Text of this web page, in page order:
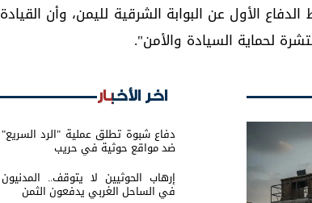
الأول عن البوابة الشرقية لليمن، وأن القيادة
لحماية السيادة والأمن".
اخر الأخبار
دفاع شبوة تطلق عملية "الرد السريع"
ضد مواقع حوثية في حريب
إرهاب الحوثيين لا يتوقف.. المدنيون
في الساحل الغربي يدفعون الثمن